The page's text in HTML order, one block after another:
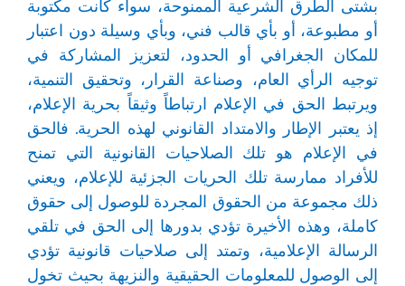
بشتى الطرق الشرعية الممنوحة، سواء كانت مكتوبة
أو مطبوعة، أو بأي قالب فني، وبأي وسيلة دون اعتبار
للمكان الجغرافي أو الحدود، لتعزيز المشاركة في
توجيه الرأي العام، وصناعة القرار، وتحقيق التنمية،
ويرتبط الحق في الإعلام ارتباطاً وثيقاً بحرية الإعلام،
إذ يعتبر الإطار والامتداد القانوني لهذه الحرية. فالحق
في الإعلام هو تلك الصلاحيات القانونية التي تمنح
للأفراد ممارسة تلك الحريات الجزئية للإعلام، ويعني
ذلك مجموعة من الحقوق المجردة للوصول إلى حقوق
كاملة، وهذه الأخيرة تؤدي بدورها إلى الحق في تلقي
الرسالة الإعلامية، وتمتد إلى صلاحيات قانونية تؤدي
إلى الوصول للمعلومات الحقيقية والنزيهة بحيث تخول